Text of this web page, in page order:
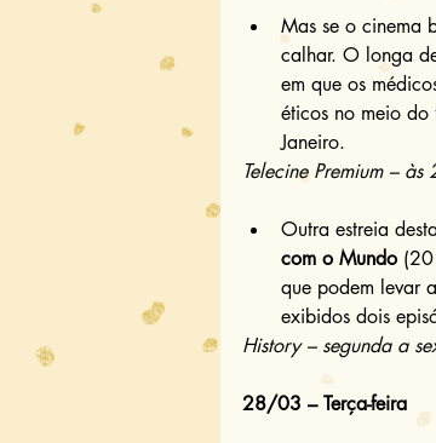
Mas se o cinema
calhar. O longa
em que os
éticos no meio
Janeiro.
Telecine Premium – às
Outra estreia
com o Mundo
que podem levar
exibidos dois
History – segunda a
28/03 – Terça-feira